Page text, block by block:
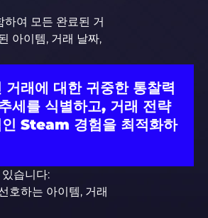
여 모든 완료된 거
아이템, 거래 날짜,
래에 대한 귀중한 통찰력
세를 식별하고, 거래 전략
인 Steam 경험을 최적화하
습니다:
호하는 아이템, 거래